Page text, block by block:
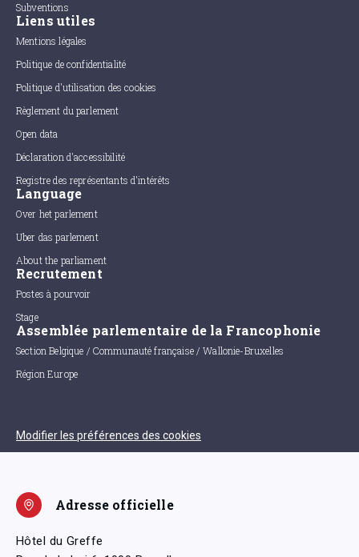
Subventions
Liens utiles
Mentions légales
Politique de confidentialité
Politique d'utilisation des cookies
Règlement du parlement
Open data
Déclaration d'accessibilité
Registre des représentants d'intérêts
Language
Over het parlement
Uber das parlement
About the parliament
Recrutement
Postes à pourvoir
Stage
Assemblée parlementaire de la Francophonie
Section Belgique / Communauté française / Wallonie-Bruxelles
Région Europe
Modifier les préférences des cookies
Adresse officielle
Hôtel du Greffe